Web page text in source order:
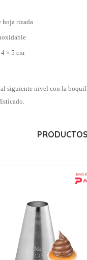
rizada
× 5 cm
al siguiente nivel con la